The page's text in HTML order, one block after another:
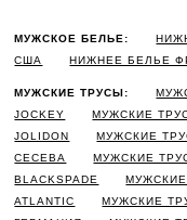
МУЖСКОЕ БЕЛЬЕ:
США
НИЖНЕЕ БЕЛЬЕ
МУЖСКИЕ ТРУСЫ:
JOCKEY
МУЖСКИЕ
JOLIDON
МУЖСКИЕ
CECEBA
МУЖСКИЕ
BLACKSPADE
МУЖСКИЕ
ATLANTIC
МУЖСКИЕ